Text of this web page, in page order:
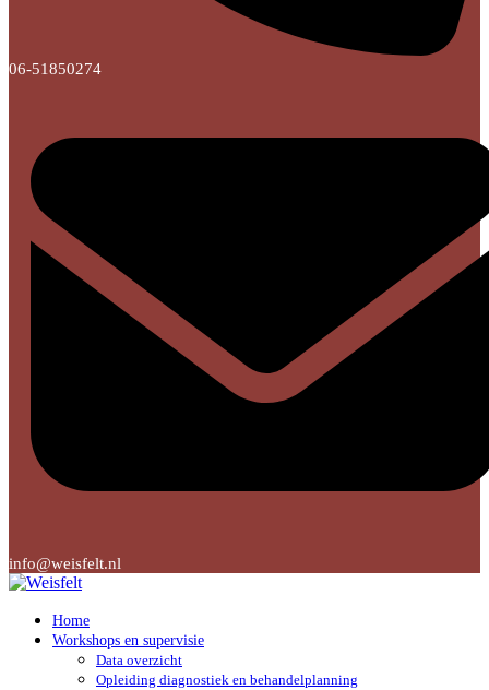
06-51850274
info@weisfelt.nl
Home
Workshops en supervisie
Data overzicht
Opleiding diagnostiek en behandelplanning